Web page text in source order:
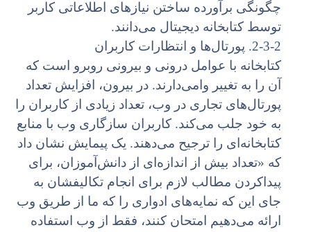
چگونگی برآورده ساختن نیازهای اطلاعاتی کاربر
توسط کتابخانه دیجیتال می‌دانند.
2-3-2. پورتال‌ها و انتظارات کاربران
کتابخانه با عوامل درونی و بیرونی روبرو است که
آن را به تغییر وامی‌دارند. در بیرون، افزایش تعداد
پورتال‌های تجاری در وب، تعداد زیادی از کاربران را
به خود جلب می‌کند. کاربران سازگاری وب با منابع
کتابخانه‌ای را ترجیح می‌دهند. یک پیمایش نشان داد
که «تعداد بیش از اندازه‌ای از دانش‌آموزان، برای
پیداکردن مطالب لازم برای انجام تکالیفشان به
جای این که نمایه‌های ادواری را که ما از طریق وب
ارائه می‌دهیم امتحان کنند، فقط از وب استفاده